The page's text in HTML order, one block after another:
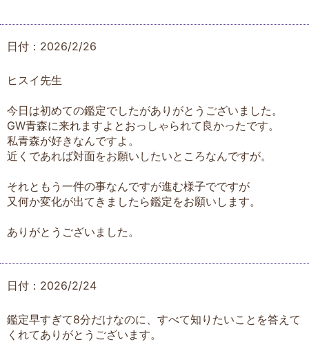
日付：2026/2/26
ヒスイ先生
今日は初めての鑑定でしたがありがとうございました。
GW青森に来れますよとおっしゃられて良かったです。
私青森が好きなんですよ。
近くであれば対面をお願いしたいところなんですが。
それともう一件の事なんですが進む様子でですが
又何か変化が出てきましたら鑑定をお願いします。
ありがとうございました。
日付：2026/2/24
鑑定早すぎて8分だけなのに、すべて知りたいことを答えて
くれてありがとうございます。